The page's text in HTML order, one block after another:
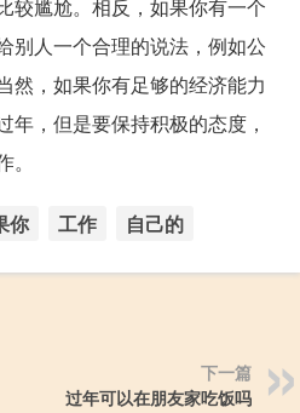
较尴尬。相反，如果你有一个
别人一个合理的说法，例如公
然，如果你有足够的经济能力
年，但是要保持积极的态度，
你 工作 自己的
下一篇
过年可以在朋友家吃饭吗